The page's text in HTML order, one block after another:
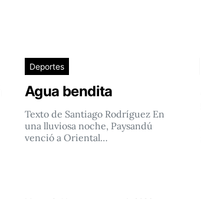
Deportes
Agua bendita
Texto de Santiago Rodríguez En
una lluviosa noche, Paysandú
venció a Oriental…